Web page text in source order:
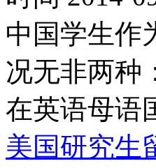
中国学生作
况无非两种
在英语母语
美国研究生